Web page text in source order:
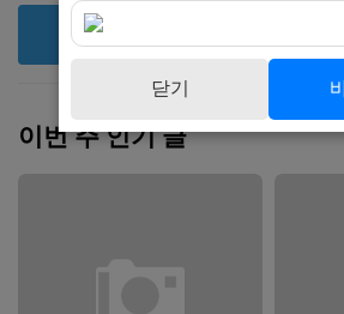
이번 주 인기 글
닫기